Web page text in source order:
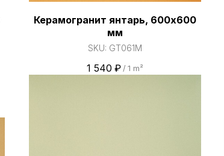
Керамогранит янтарь, 600х600
мм
SKU: GT061M
1 540 ₽ / 1 m²